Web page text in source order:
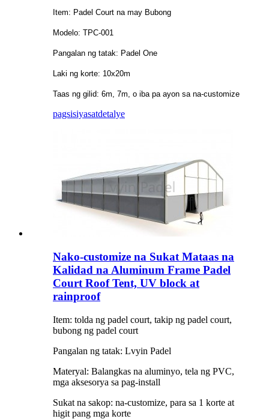
Item: Padel Court na may Bubong
Modelo: TPC-001
Pangalan ng tatak: Padel One
Laki ng korte: 10x20m
Taas ng gilid: 6m, 7m, o iba pa ayon sa na-customize
pagsisiyasatdetalye
Nako-customize na Sukat Mataas na
Kalidad na Aluminum Frame Padel
Court Roof Tent, UV block at
rainproof
Item: tolda ng padel court, takip ng padel court,
bubong ng padel court
Pangalan ng tatak: Lvyin Padel
Materyal: Balangkas na aluminyo, tela ng PVC,
mga aksesorya sa pag-install
Sukat na sakop: na-customize, para sa 1 korte at
higit pang mga korte